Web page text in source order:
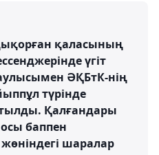
қаласының
үгіт
ӘҚБтК-нің
түрінде
Қалғандары
баппен
шаралар